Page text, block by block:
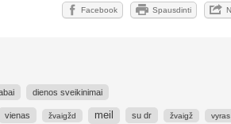
Facebook Spausdinti
dienos sveikinimai
vienas žvaigžd meil su dr žvaigž vyras